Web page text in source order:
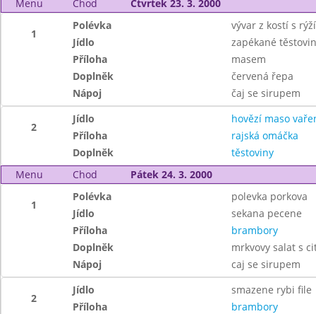
Menu Chod Čtvrtek 23. 3. 2000
1
Polévka
vývar z kostí s
Jídlo
zapékané
Příloha
masem
Doplněk
červená řepa
Nápoj
čaj se sirupem
2
Jídlo
hovězí maso
Příloha
rajská omáčka
Doplněk
těstoviny
Menu
Chod Pátek 24. 3. 2000
1
Polévka
polevka porkova
Jídlo
sekana pecene
Příloha
brambory
Doplněk
mrkvovy salat s
Nápoj
caj se sirupem
2
Jídlo
smazene rybi file
Příloha
brambory